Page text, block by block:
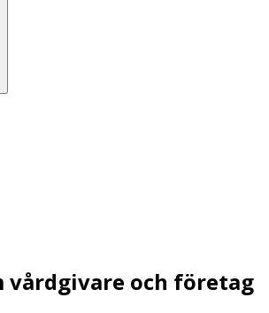
vårdgivare och företag